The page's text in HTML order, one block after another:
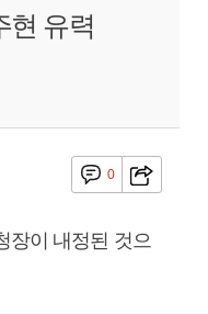
현 유력
0
장이 내정된 것으